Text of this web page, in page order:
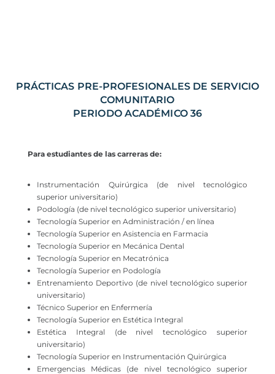
PRÁCTICAS PRE-PROFESIONALES DE SERVICIO
COMUNITARIO
PERIODO ACADÉMICO 36
Para estudiantes de las carreras de:
Instrumentación Quirúrgica (de nivel tecnológico
superior universitario)
Podología (de nivel tecnológico superior universitario)
Tecnología Superior en Administración / en línea
Tecnología Superior en Asistencia en Farmacia
Tecnología Superior en Mecánica Dental
Tecnología Superior en Mecatrónica
Tecnología Superior en Podología
Entrenamiento Deportivo (de nivel tecnológico superior
universitario)
Técnico Superior en Enfermería
Tecnología Superior en Estética Integral
Estética Integral (de nivel tecnológico superior
universitario)
Tecnología Superior en Instrumentación Quirúrgica
Emergencias Médicas (de nivel tecnológico superior